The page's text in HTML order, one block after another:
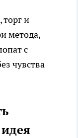
торг и
метода,
с
чувства